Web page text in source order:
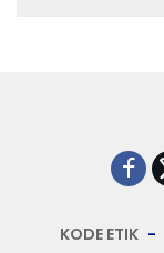
KODE ETIK